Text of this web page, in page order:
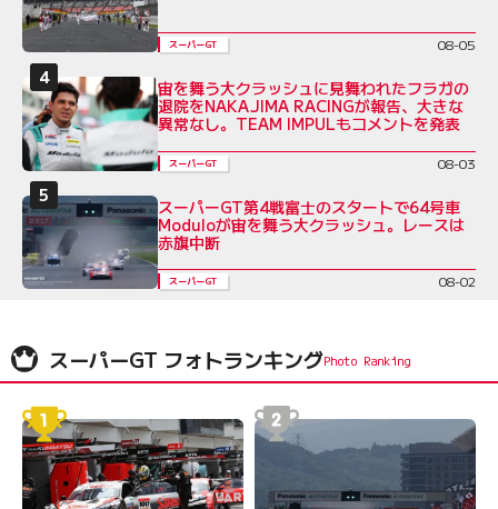
スーパーGT 08-05
宙を舞う大クラッシュに見舞われたフラガの
退院をNAKAJIMA RACINGが報告、大きな
異常なし。TEAM IMPULもコメントを発表
スーパーGT 08-03
スーパーGT第4戦富士のスタートで64号車
Moduloが宙を舞う大クラッシュ。レースは
赤旗中断
スーパーGT 08-02
スーパーGT フォトランキング